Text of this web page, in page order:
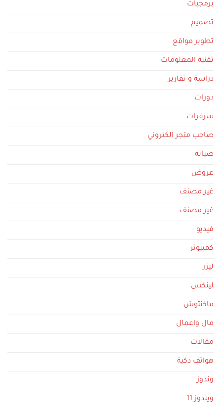
برمجيات
تصميم
تطوير مواقع
تقنية المعلومات
دراسة و تقارير
دورات
سرفرات
صاحب متجر الكتروني
صيانه
عروض
غير مصنف
غير مصنف
فيديو
كمبيوتر
ليزر
لينكس
ماكنتوش
مال واعمال
مقالات
هواتف ذكية
وندوز
ويندوز 11